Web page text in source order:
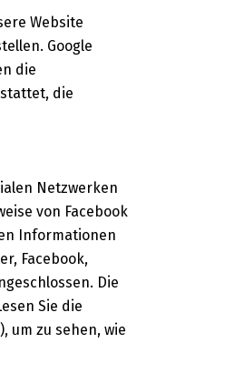
Website
Google
die
die
Netzwerken
von Facebook
Informationen
Facebook,
Die
Sie die
um zu sehen, wie